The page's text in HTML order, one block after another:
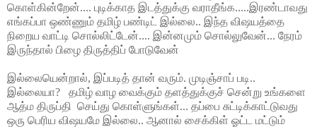
கொள்கின்றேன்.... புடிக்காத இடத்துக்கு வராதீங்க.....இரண்டாவது
எங்கப்பா ஒண்ணும் தமிழ் பண்டிட் இல்லை.. இந்த விஷயத்தை
நிறைய வாட்டி சொல்லிட்டேன்.... இன்னமும் சொல்லுவேன்... நேரம்
இருந்தால் பிழை திருத்திப் போடுவேன்
இல்லையென்றால், இப்படித் தான் வரும். முடிஞ்சாப் படி..
இல்லையா?
தமிழ் வாழ வைக்கும் தளத்துக்குச் சென்று உங்களை
ஆத்ம திருப்தி செய்து கொள்ளுங்கள்... தப்பை சுட்டிக்காட்டுவது
ஒரு பெரிய விஷயமே இல்லை.. ஆனால் சைக்கிள் ஓட்ட மட்டும்